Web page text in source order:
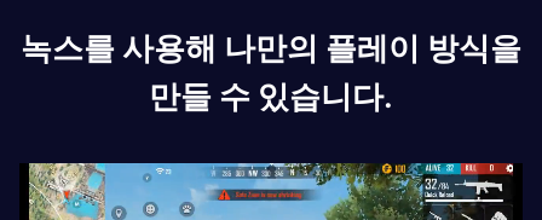
녹스를 사용해 나만의 플레이 방식을
만들 수 있습니다.